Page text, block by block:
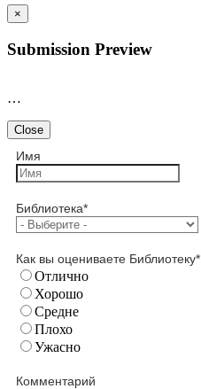
×
Submission Preview
…
Close
Имя
Библиотека*
Как вы оцениваете Библиотеку*
Отлично
Хорошо
Средне
Плохо
Ужасно
Комментарий